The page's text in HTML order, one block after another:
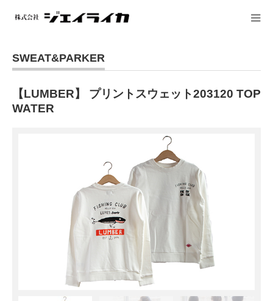
SWEAT&PARKER
【LUMBER】 プリントスウェット203120 TOP
WATER